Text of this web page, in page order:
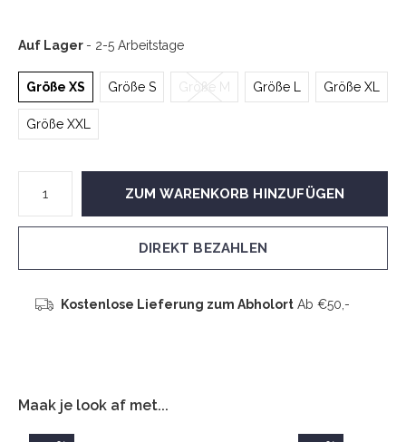
Auf Lager - 2-5 Arbeitstage
Größe XS Größe S Größe M Größe L Größe XL
Größe XXL
ZUM WARENKORB HINZUFÜGEN
DIREKT BEZAHLEN
Kostenlose Lieferung zum AbholortAb €50,-
Maak je look af met...